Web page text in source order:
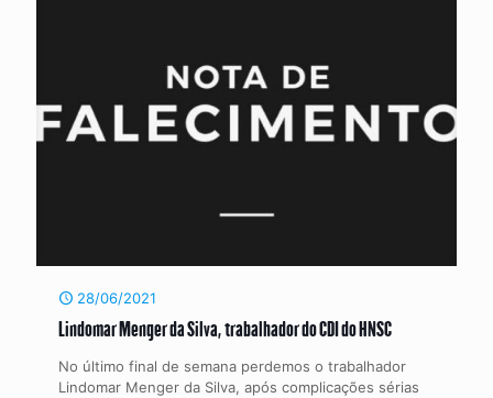
28/06/2021
Lindomar Menger da Silva, trabalhador do CDI do HNSC
No último final de semana perdemos o trabalhador
Lindomar Menger da Silva, após complicações sérias